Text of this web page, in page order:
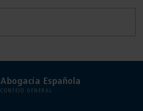
Abogacía Española
CONSEJO GENERAL